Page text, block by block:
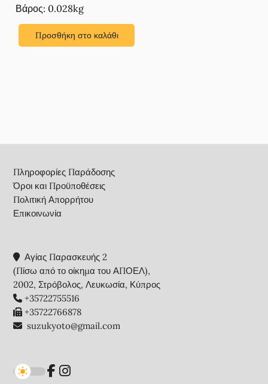
Βάρος: 0.028kg
Προσθήκη στο καλάθι
Πληροφορίες Παράδοσης
Όροι και Προϋποθέσεις
Πολιτική Απορρήτου
Επικοινωνία
Αγίας Παρασκευής 2
(Πίσω από το οίκημα του ΑΠΟΕΛ),
2002, Στρόβολος, Λευκωσία, Κύπρος
+35722755516
+35722766878
suzukyoto@gmail.com